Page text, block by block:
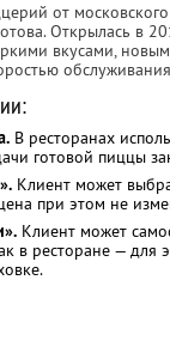
от
Открылась в
вкусами,
В ресторанах
готовой пиццы
Клиент может
при этом не
Клиент может
в ресторане — для